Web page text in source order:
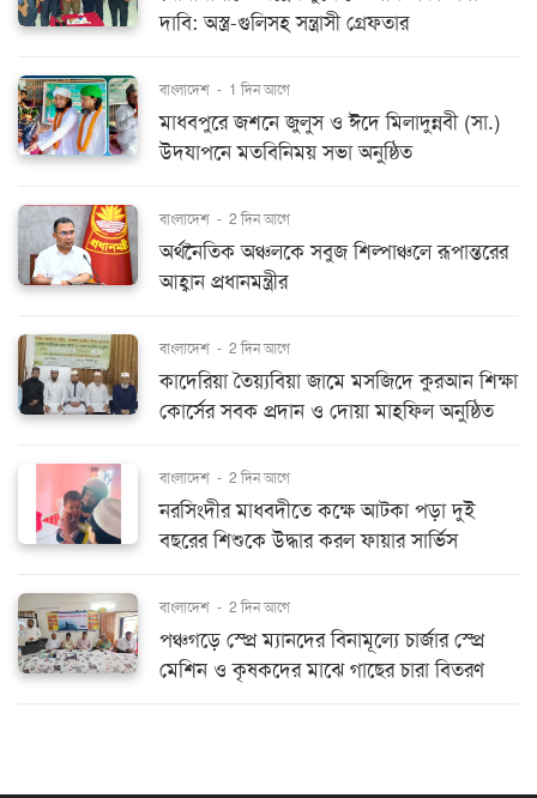
দাবি: অস্ত্র-গুলিসহ সন্ত্রাসী গ্রেফতার
বাংলাদেশ - 1 দিন আগে
মাধবপুরে জশনে জুলুস ও ঈদে মিলাদুন্নবী (সা.)
উদযাপনে মতবিনিময় সভা অনুষ্ঠিত
বাংলাদেশ - 2 দিন আগে
অর্থনৈতিক অঞ্চলকে সবুজ শিল্পাঞ্চলে রূপান্তরের
আহ্বান প্রধানমন্ত্রীর
বাংলাদেশ - 2 দিন আগে
কাদেরিয়া তৈয়্যবিয়া জামে মসজিদে কুরআন শিক্ষা
কোর্সের সবক প্রদান ও দোয়া মাহফিল অনুষ্ঠিত
বাংলাদেশ - 2 দিন আগে
নরসিংদীর মাধবদীতে কক্ষে আটকা পড়া দুই
বছরের শিশুকে উদ্ধার করল ফায়ার সার্ভিস
বাংলাদেশ - 2 দিন আগে
পঞ্চগড়ে স্প্রে ম্যানদের বিনামূল্যে চার্জার স্প্রে
মেশিন ও কৃষকদের মাঝে গাছের চারা বিতরণ